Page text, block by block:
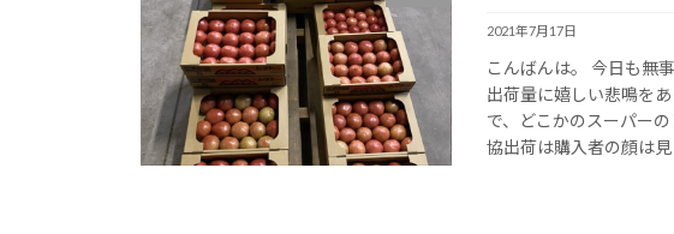
2021年7月17日
こんばんは。 今日も無
出荷量に嬉しい悲鳴を
で、どこかのスーパー
協出荷は購入者の顔は